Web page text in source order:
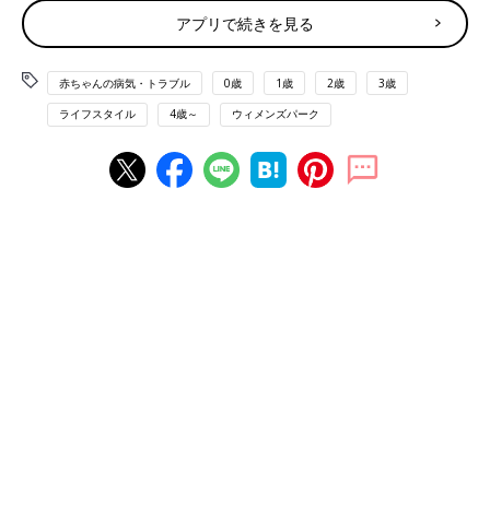
第3位 わからない 256人 7.3％
集計によると半数以上の人が「危険を感じたことがある」という
怖い状況に。
「頭痛がして気分が悪くなった」
「足がつり、頭がぼーっとしてきた」
アプリで続きを見る
赤ちゃんの病気・トラブル 0歳 1歳 2歳 3歳
ライフスタイル 4歳～ ウィメンズパーク